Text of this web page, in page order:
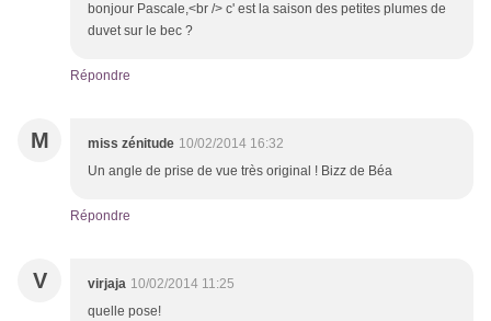
bonjour Pascale,<br /> c' est la saison des petites plumes de
duvet sur le bec ?
Répondre
M miss zénitude 10/02/2014 16:32
Un angle de prise de vue très original ! Bizz de Béa
Répondre
V virjaja 10/02/2014 11:25
quelle pose!